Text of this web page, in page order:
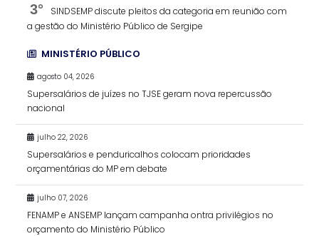
3°
SINDSEMP discute pleitos da categoria em reunião com
a gestão do Ministério Público de Sergipe
MINISTÉRIO PÚBLICO
agosto 04, 2026
Supersalários de juízes no TJSE geram nova repercussão
nacional
julho 22, 2026
Supersalários e penduricalhos colocam prioridades
orçamentárias do MP em debate
julho 07, 2026
FENAMP e ANSEMP lançam campanha ontra privilégios no
orçamento do Ministério Público